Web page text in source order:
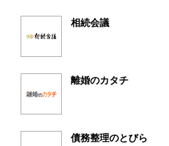
相続会議
離婚のカタチ
債務整理のとびら